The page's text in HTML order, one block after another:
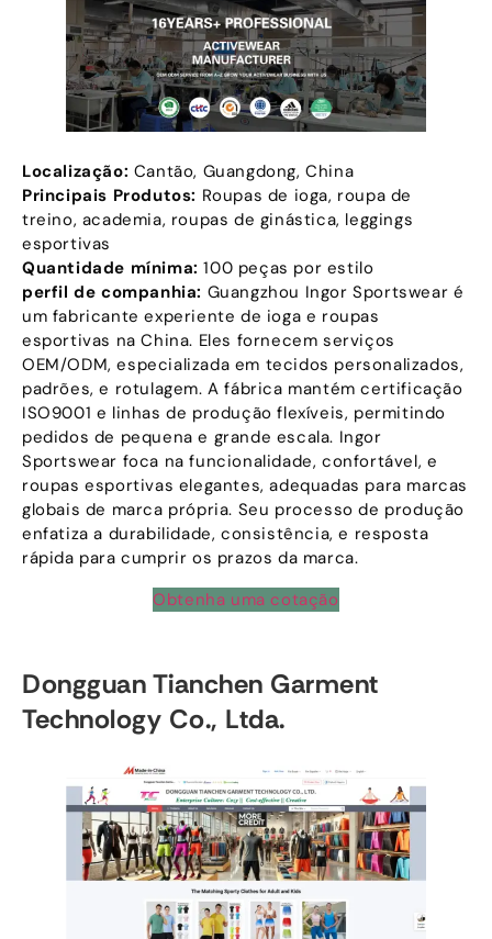
Localização: Cantão, Guangdong, China
Principais Produtos: Roupas de ioga, roupa de
treino, academia, roupas de ginástica, leggings
esportivas
Quantidade mínima: 100 peças por estilo
perfil de companhia: Guangzhou Ingor Sportswear é
um fabricante experiente de ioga e roupas
esportivas na China. Eles fornecem serviços
OEM/ODM, especializada em tecidos personalizados,
padrões, e rotulagem. A fábrica mantém certificação
ISO9001 e linhas de produção flexíveis, permitindo
pedidos de pequena e grande escala. Ingor
Sportswear foca na funcionalidade, confortável, e
roupas esportivas elegantes, adequadas para marcas
globais de marca própria. Seu processo de produção
enfatiza a durabilidade, consistência, e resposta
rápida para cumprir os prazos da marca.
Obtenha uma cotação
Dongguan Tianchen Garment
Technology Co., Ltda.